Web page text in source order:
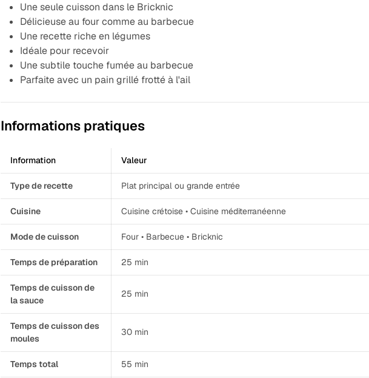
Une seule cuisson dans le Bricknic
Délicieuse au four comme au barbecue
Une recette riche en légumes
Idéale pour recevoir
Une subtile touche fumée au barbecue
Parfaite avec un pain grillé frotté à l'ail
Informations pratiques
Information Valeur
Type de recette Plat principal ou grande entrée
Cuisine Cuisine crétoise • Cuisine méditerranéenne
Mode de cuisson Four • Barbecue • Bricknic
Temps de préparation 25 min
Temps de cuisson de
la sauce
25 min
Temps de cuisson des
moules
30 min
Temps total 55 min